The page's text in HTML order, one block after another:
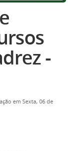
-
em Sexta, 06 de